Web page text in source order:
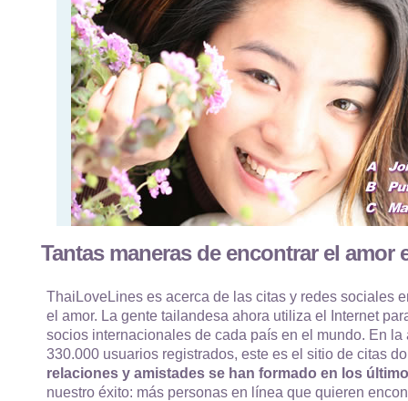
Tantas maneras de encontrar el amor
ThaiLoveLines es acerca de las citas y redes sociales
el amor. La gente tailandesa ahora utiliza el Internet
socios internacionales de cada país en el mundo. En la
330.000 usuarios registrados, este es el sitio de citas
relaciones y amistades se han formado en los
nuestro éxito: más personas en línea que quieren